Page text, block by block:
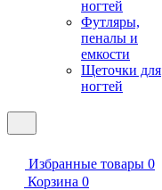
ногтей
Футляры,
пеналы и
емкости
Щеточки для
ногтей
Избранные товары 0
Корзина 0